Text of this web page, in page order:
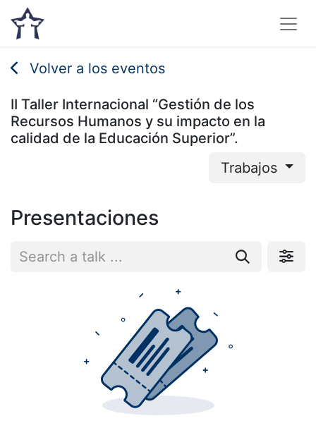
Volver a los eventos
II Taller Internacional “Gestión de los
Recursos Humanos y su impacto en la
calidad de la Educación Superior”.
Trabajos
Presentaciones